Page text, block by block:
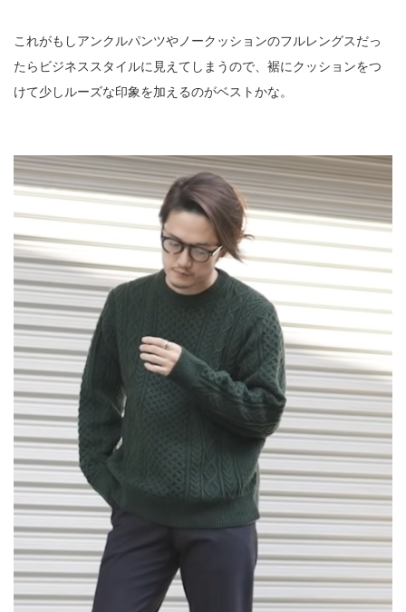
これがもしアンクルパンツやノークッションのフルレングスだっ
たらビジネススタイルに見えてしまうので、裾にクッションをつ
けて少しルーズな印象を加えるのがベストかな。